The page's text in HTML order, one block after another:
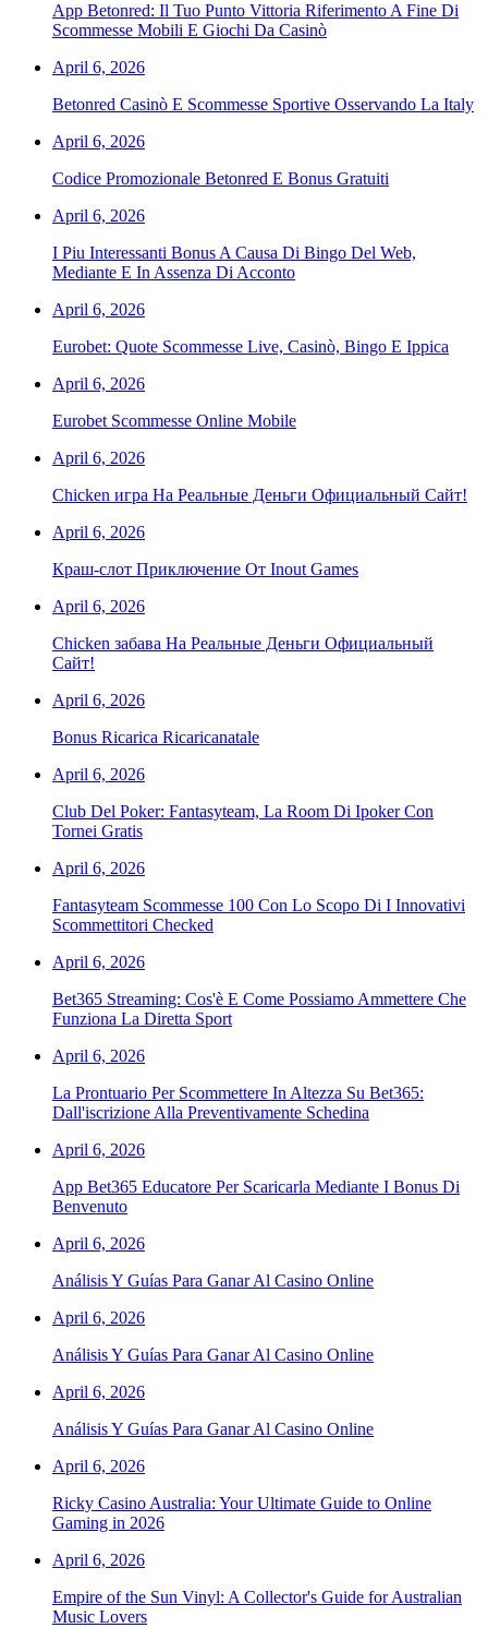
App Betonred: Il Tuo Punto Vittoria Riferimento A Fine Di
Scommesse Mobili E Giochi Da Casinò
April 6, 2026
Betonred Casinò E Scommesse Sportive Osservando La Italy
April 6, 2026
Codice Promozionale Betonred E Bonus Gratuiti
April 6, 2026
I Piu Interessanti Bonus A Causa Di Bingo Del Web,
Mediante E In Assenza Di Acconto
April 6, 2026
Eurobet: Quote Scommesse Live, Casinò, Bingo E Ippica
April 6, 2026
Eurobet Scommesse Online Mobile
April 6, 2026
Chicken игра На Реальные Деньги Официальный Сайт!
April 6, 2026
Краш-слот Приключение От Inout Games
April 6, 2026
Chicken забава На Реальные Деньги Официальный
Сайт!
April 6, 2026
Bonus Ricarica Ricaricanatale
April 6, 2026
Club Del Poker: Fantasyteam, La Room Di Ipoker Con
Tornei Gratis
April 6, 2026
Fantasyteam Scommesse 100 Con Lo Scopo Di I Innovativi
Scommettitori Checked
April 6, 2026
Bet365 Streaming: Cos'è E Come Possiamo Ammettere Che
Funziona La Diretta Sport
April 6, 2026
La Prontuario Per Scommettere In Altezza Su Bet365:
Dall'iscrizione Alla Preventivamente Schedina
April 6, 2026
App Bet365 Educatore Per Scaricarla Mediante I Bonus Di
Benvenuto
April 6, 2026
Análisis Y Guías Para Ganar Al Casino Online
April 6, 2026
Análisis Y Guías Para Ganar Al Casino Online
April 6, 2026
Análisis Y Guías Para Ganar Al Casino Online
April 6, 2026
Ricky Casino Australia: Your Ultimate Guide to Online
Gaming in 2026
April 6, 2026
Empire of the Sun Vinyl: A Collector's Guide for Australian
Music Lovers